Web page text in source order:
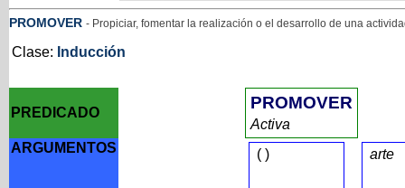
PROMOVER - Propiciar, fomentar la realización o el desarrollo de una
Clase: Inducción
PREDICADO
PROMOVER
Activa
ARGUMENTOS
() arte